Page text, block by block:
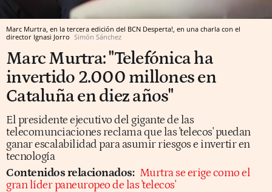
Marc Murtra, en la tercera edición del BCN Desperta!, en una charla con el
director Ignasi Jorro Simón Sánchez
Marc Murtra: "Telefónica ha
invertido 2.000 millones en
Cataluña en diez años"
El presidente ejecutivo del gigante de las
telecomunciaciones reclama que las 'telecos' puedan
ganar escalabilidad para asumir riesgos e invertir en
tecnología
Contenidos relacionados: Murtra se erige como el
gran líder paneuropeo de las 'telecos'